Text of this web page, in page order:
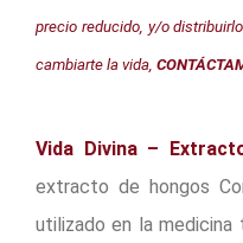
precio reducido, y/o
cambiarte la vida,
Vida Divina –
extracto de hongos
utilizado en la medicina